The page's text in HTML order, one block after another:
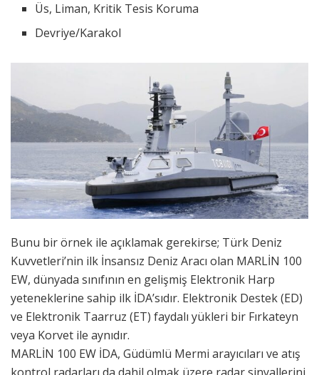
Üs, Liman, Kritik Tesis Koruma
Devriye/Karakol
Bunu bir örnek ile açıklamak gerekirse; Türk Deniz
Kuvvetleri’nin ilk İnsansız Deniz Aracı olan MARLİN 100
EW, dünyada sınıfının en gelişmiş Elektronik Harp
yeteneklerine sahip ilk İDA’sıdır. Elektronik Destek (ED)
ve Elektronik Taarruz (ET) faydalı yükleri bir Fırkateyn
veya Korvet ile aynıdır.
MARLİN 100 EW İDA, Güdümlü Mermi arayıcıları ve atış